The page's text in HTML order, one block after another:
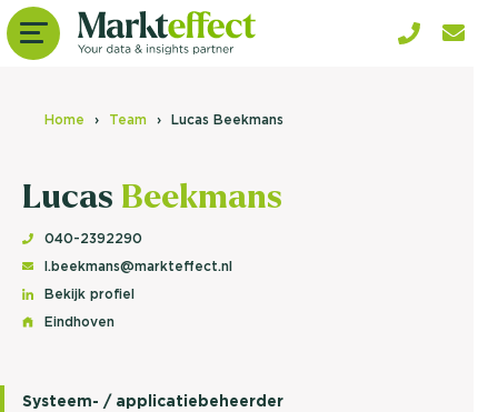
Home Team Lucas Beekmans
Lucas Beekmans
040-2392290
l.beekmans@markteffect.nl
Bekijk profiel
Eindhoven
Systeem- / applicatiebeheerder